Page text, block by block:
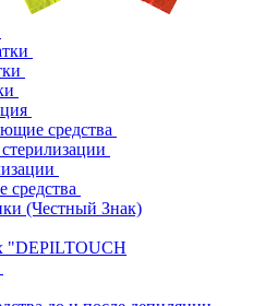
средства
(Честный Знак)
"DEPILTOUCH